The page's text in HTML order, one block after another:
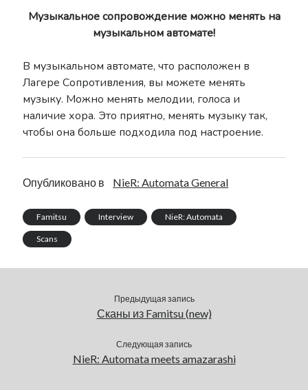
Музыкальное сопровождение можно менять на
музыкальном автомате!
В музыкальном автомате, что расположен в
Лагере Сопротивления, вы можете менять
музыку. Можно менять мелодии, голоса и
наличие хора. Это приятно, менять музыку так,
чтобы она больше подходила под настроение.
Опубликовано в NieR: Automata General
Famitsu Interview NieR: Automata
Scans
Предыдущая запись
Сканы из Famitsu (new)
Следующая запись
NieR: Automata meets amazarashi